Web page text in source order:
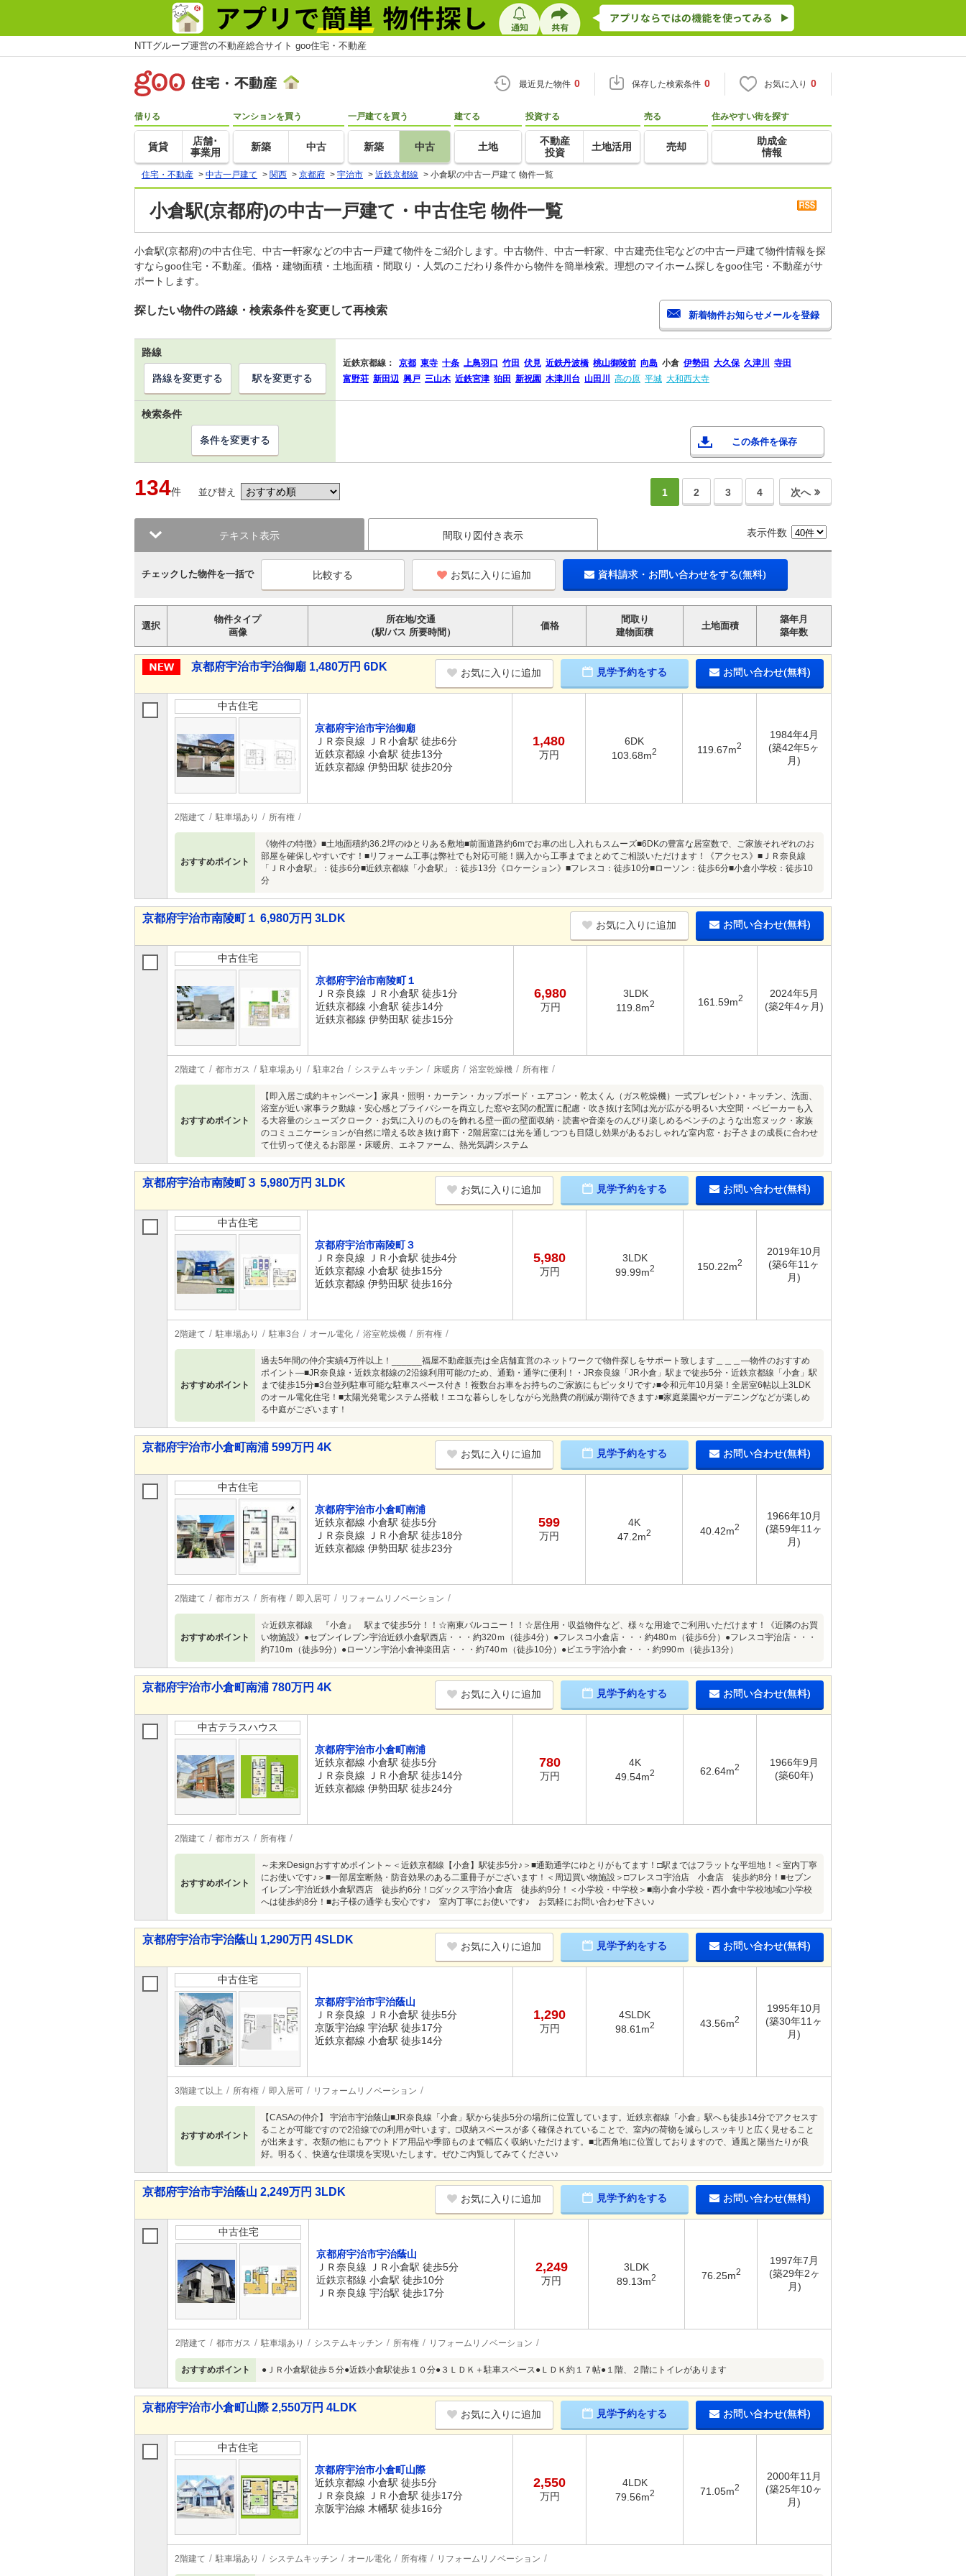
NTTグループ運営の不動産総合サイト goo住宅・不動産
最近見た物件 0 保存した検索条件 0 お気に入り 0
借りる
賃貸
店舗･
事業用
マンションを買う
新築 中古
一戸建てを買う
新築 中古
建てる
土地
投資する
不動産
投資
土地活用
売る
売却
住みやすい街を探す
助成金
情報
住宅・不動産 > 中古一戸建て > 関西 > 京都府 > 宇治市 > 近鉄京都線 > 小倉駅の中古一戸建て 物件一覧
小倉駅(京都府)の中古一戸建て・中古住宅 物件一覧
小倉駅(京都府)の中古住宅、中古一軒家などの中古一戸建て物件をご紹介します。中古物件、中古一軒家、中古建売住宅などの中古一戸建て物件情報を探
すならgoo住宅・不動産。価格・建物面積・土地面積・間取り・人気のこだわり条件から物件を簡単検索。理想のマイホーム探しをgoo住宅・不動産がサ
ポートします。
探したい物件の路線・検索条件を変更して再検索
路線
近鉄京都線： 京都 東寺 十条 上鳥羽口 竹田 伏見 近鉄丹波橋 桃山御陵前 向島 小倉 伊勢田 大久保 久津川
寺田
富野荘 新田辺 興戸 三山木 近鉄宮津 狛田 新祝園 木津川台 山田川 高の原 平城 大和西大寺
路線を変更する 駅を変更する
検索条件
この条件を保存
条件を変更する
134件 並び替え 1 2 3 4 次へ
テキスト表示 間取り図付き表示 表示件数
チェックした物件を一括で お気に入りに追加 資料請求・お問い合わせをする(無料)
選択
物件タイプ
画像
所在地/交通
（駅/バス 所要時間）
価格
間取り
建物面積
土地面積
築年月
築年数
京都府宇治市宇治御廟 1,480万円 6DK お気に入りに追加 見学予約をする お問い合わせ(無料)
中古住宅
京都府宇治市宇治御廟
ＪＲ奈良線 ＪＲ小倉駅 徒歩6分
近鉄京都線 小倉駅 徒歩13分
近鉄京都線 伊勢田駅 徒歩20分
1,480
万円
6DK
103.68m2 119.67m2
1984年4月
(築42年5ヶ
月)
2階建て 駐車場あり 所有権
おすすめポイント
《物件の特徴》■土地面積約36.2坪のゆとりある敷地■前面道路約6mでお車の出し入れもスムーズ■6DKの豊富な居室数で、ご家族それぞれのお
部屋を確保しやすいです！■リフォーム工事は弊社でも対応可能！購入から工事までまとめてご相談いただけます！《アクセス》■ＪＲ奈良線
「ＪＲ小倉駅」：徒歩6分■近鉄京都線「小倉駅」：徒歩13分《ロケーション》■フレスコ：徒歩10分■ローソン：徒歩6分■小倉小学校：徒歩10
分
京都府宇治市南陵町１ 6,980万円 3LDK
お気に入りに追加 お問い合わせ(無料)
中古住宅
京都府宇治市南陵町１
ＪＲ奈良線 ＪＲ小倉駅 徒歩1分
近鉄京都線 小倉駅 徒歩14分
近鉄京都線 伊勢田駅 徒歩15分
6,980
万円
3LDK
119.8m2 161.59m2
2024年5月
(築2年4ヶ月)
2階建て 都市ガス 駐車場あり 駐車2台 システムキッチン 床暖房 浴室乾燥機 所有権
おすすめポイント
【即入居ご成約キャンペーン】家具・照明・カーテン・カップボード・エアコン・乾太くん（ガス乾燥機）一式プレゼント♪・キッチン、洗面、
浴室が近い家事ラク動線・安心感とプライバシーを両立した窓や玄関の配置に配慮・吹き抜け玄関は光が広がる明るい大空間・ベビーカーも入
る大容量のシューズクローク・お気に入りのものを飾れる壁一面の壁面収納・読書や音楽をのんびり楽しめるベンチのような出窓ヌック・家族
のコミュニケーションが自然に増える吹き抜け廊下・2階居室には光を通しつつも目隠し効果があるおしゃれな室内窓・お子さまの成長に合わせ
て仕切って使えるお部屋・床暖房、エネファーム、熱光気調システム
京都府宇治市南陵町３ 5,980万円 3LDK
お気に入りに追加 見学予約をする お問い合わせ(無料)
中古住宅
京都府宇治市南陵町３
ＪＲ奈良線 ＪＲ小倉駅 徒歩4分
近鉄京都線 小倉駅 徒歩15分
近鉄京都線 伊勢田駅 徒歩16分
5,980
万円
3LDK
99.99m2 150.22m2
2019年10月
(築6年11ヶ
月)
2階建て 駐車場あり 駐車3台 オール電化 浴室乾燥機 所有権
おすすめポイント
過去5年間の仲介実績4万件以上！______福屋不動産販売は全店舗直営のネットワークで物件探しをサポート致します＿＿＿―物件のおすすめ
ポイント―■JR奈良線・近鉄京都線の2沿線利用可能のため、通勤・通学に便利！・JR奈良線「JR小倉」駅まで徒歩5分・近鉄京都線「小倉」駅
まで徒歩15分■3台並列駐車可能な駐車スペース付き！複数台お車をお持ちのご家族にもピッタリです♪■令和元年10月築！全居室6帖以上3LDK
のオール電化住宅！■太陽光発電システム搭載！エコな暮らしをしながら光熱費の削減が期待できます♪■家庭菜園やガーデニングなどが楽しめ
る中庭がございます！
京都府宇治市小倉町南浦 599万円 4K
お気に入りに追加 見学予約をする お問い合わせ(無料)
中古住宅
京都府宇治市小倉町南浦
近鉄京都線 小倉駅 徒歩5分
ＪＲ奈良線 ＪＲ小倉駅 徒歩18分
近鉄京都線 伊勢田駅 徒歩23分
599
万円
4K
47.2m2 40.42m2
1966年10月
(築59年11ヶ
月)
2階建て 都市ガス 所有権 即入居可 リフォームリノベーション
おすすめポイント
☆近鉄京都線 『小倉』 駅まで徒歩5分！！☆南東バルコニー！！☆居住用・収益物件など、様々な用途でご利用いただけます！《近隣のお買
い物施設》●セブンイレブン宇治近鉄小倉駅西店・・・約320ｍ（徒歩4分）●フレスコ小倉店・・・約480ｍ（徒歩6分）●フレスコ宇治店・・・
約710ｍ（徒歩9分）●ローソン宇治小倉神楽田店・・・約740ｍ（徒歩10分）●ビエラ宇治小倉・・・約990ｍ（徒歩13分）
京都府宇治市小倉町南浦 780万円 4K
お気に入りに追加 見学予約をする お問い合わせ(無料)
中古テラスハウス
京都府宇治市小倉町南浦
近鉄京都線 小倉駅 徒歩5分
ＪＲ奈良線 ＪＲ小倉駅 徒歩14分
近鉄京都線 伊勢田駅 徒歩24分
780
万円
4K
49.54m2 62.64m2
1966年9月
(築60年)
2階建て 都市ガス 所有権
おすすめポイント
～未来Designおすすめポイント～＜近鉄京都線【小倉】駅徒歩5分♪＞■通勤通学にゆとりがもてます！□駅まではフラットな平坦地！＜室内丁寧
にお使いです♪＞■一部居室断熱・防音効果のある二重冊子がございます！＜周辺買い物施設＞□フレスコ宇治店 小倉店 徒歩約8分！■セブン
イレブン宇治近鉄小倉駅西店 徒歩約6分！□ダックス宇治小倉店 徒歩約9分！＜小学校・中学校＞■南小倉小学校・西小倉中学校地域□小学校
へは徒歩約8分！■お子様の通学も安心です♪ 室内丁寧にお使いです♪ お気軽にお問い合わせ下さい♪
京都府宇治市宇治蔭山 1,290万円 4SLDK
お気に入りに追加 見学予約をする お問い合わせ(無料)
中古住宅
京都府宇治市宇治蔭山
ＪＲ奈良線 ＪＲ小倉駅 徒歩5分
京阪宇治線 宇治駅 徒歩17分
近鉄京都線 小倉駅 徒歩14分
1,290
万円
4SLDK
98.61m2 43.56m2
1995年10月
(築30年11ヶ
月)
3階建て以上 所有権 即入居可 リフォームリノベーション
おすすめポイント
【CASAの仲介】 宇治市宇治蔭山■JR奈良線「小倉」駅から徒歩5分の場所に位置しています。近鉄京都線「小倉」駅へも徒歩14分でアクセスす
ることが可能ですので2沿線での利用が叶います。□収納スペースが多く確保されていることで、室内の荷物を減らしスッキリと広く見せること
が出来ます。衣類の他にもアウトドア用品や季節ものまで幅広く収納いただけます。■北西角地に位置しておりますので、通風と陽当たりが良
好。明るく、快適な住環境を実現いたします。ぜひご内覧してみてください♪
京都府宇治市宇治蔭山 2,249万円 3LDK
お気に入りに追加 見学予約をする お問い合わせ(無料)
中古住宅
京都府宇治市宇治蔭山
ＪＲ奈良線 ＪＲ小倉駅 徒歩5分
近鉄京都線 小倉駅 徒歩10分
ＪＲ奈良線 宇治駅 徒歩17分
2,249
万円
3LDK
89.13m2 76.25m2
1997年7月
(築29年2ヶ
月)
2階建て 都市ガス 駐車場あり システムキッチン 所有権 リフォームリノベーション
おすすめポイント ●ＪＲ小倉駅徒歩５分●近鉄小倉駅徒歩１０分●３ＬＤＫ＋駐車スペース●ＬＤＫ約１７帖●１階、２階にトイレがあります
京都府宇治市小倉町山際 2,550万円 4LDK
お気に入りに追加 見学予約をする お問い合わせ(無料)
中古住宅
京都府宇治市小倉町山際
近鉄京都線 小倉駅 徒歩5分
ＪＲ奈良線 ＪＲ小倉駅 徒歩17分
京阪宇治線 木幡駅 徒歩16分
2,550
万円
4LDK
79.56m2 71.05m2
2000年11月
(築25年10ヶ
月)
2階建て 駐車場あり システムキッチン オール電化 所有権 リフォームリノベーション